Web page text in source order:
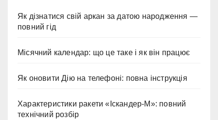
Як дізнатися свій аркан за датою народження —
повний гід
Місячний календар: що це таке і як він працює
Як оновити Дію на телефоні: повна інструкція
Характеристики ракети «Іскандер-М»: повний
технічний розбір